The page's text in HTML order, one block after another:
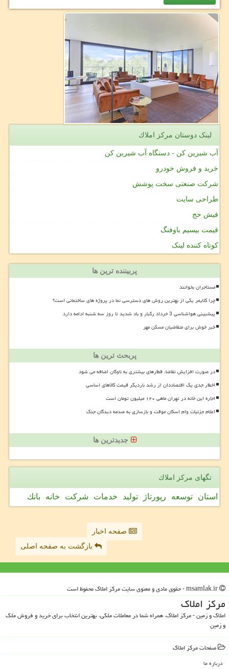
لینک دوستان مركز املاك
آب شیرین کن - دستگاه آب شیرین کن
خرید و فروش خودرو
شرکت صنعتی سخت پوشش
طراحی سایت
فیش حج
قیمت بیسیم باوفنگ
کوتاه کننده لینک
پربیننده ترین ها
مستأجران بخوانند
چرا کلایمر یکی از بهترین روش های دسترسی نما در پروژه های ساختمانی است؟
پیشبینی هواشناسی 3 خرداد رگبار و باد شدید تا روز سه شنبه ادامه دارد
خبر خوش برای متقاضیان مسکن مهر
پربحث ترین ها
در صورت افزایش تقاضا، قطارهای بیشتری به ناوگان اضافه می شود
اخطار جدی یک اقتصاددان از رشد باردیگر قیمت کالاهای اساسی
اجاره این خانه در تهران ماهی ۱۲۰ میلیون تومان است
اعلام جزئیات وام اسکان موقت و بازسازی به صدمه دیدگان جنگ
جدیدترین ها
تگهای مركز املاك
استان توسعه رپورتاژ تولید خدمات شركت خانه بانك
صفحه اخبار
بازگشت به صفحه اصلی
مركز املاك
املاک و زمین - مرکز املاک، همراه شما در معاملات ملکی، بهترین انتخاب برای خرید و فروش ملک
و زمین
صفحات مركز املاك
درباره ما